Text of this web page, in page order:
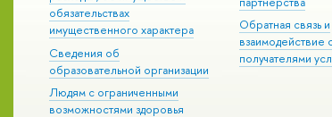
обязательствах
имущественного характера
Сведения об
образовательной организации
Людям с ограниченными
возможностями здоровья
Обратная связь и
взаимодействие
получателями